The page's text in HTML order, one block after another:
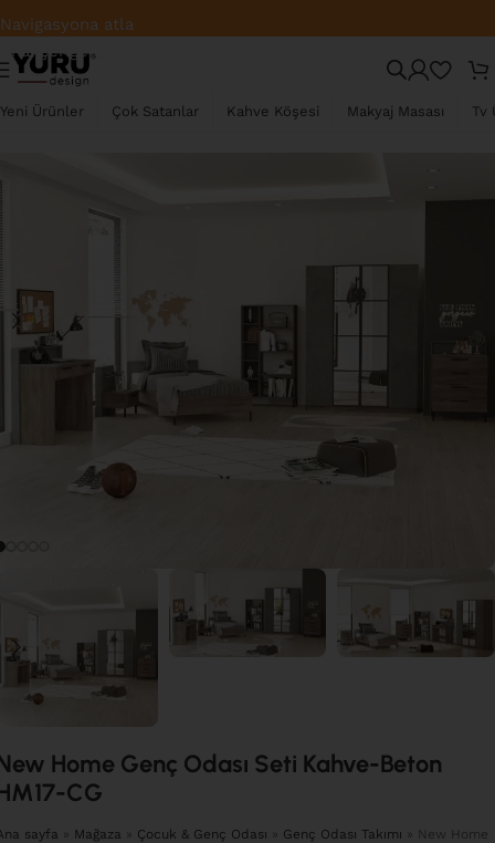
Navigasyona atla
Ana içeriğe atla
Yeni Ürünler Çok Satanlar Kahve Köşesi Makyaj Masası Tv
Home Genç Odası Seti Kahve-Beton
CG
sayfa » Mağaza » Çocuk & Genç Odası » Genç Odası Takımı »
New Home